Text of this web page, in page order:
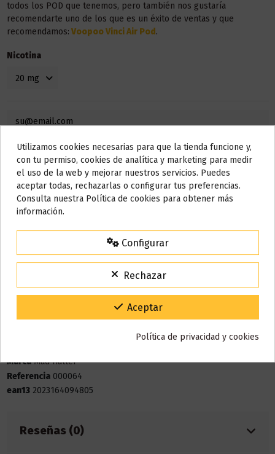
todos los POD que tenemos, pero también nos gustaría
recomendarte uno de los que es un éxito de ventas y que
recomendamos: Voopoo Vinci Air Pod .
Nicotina
Detalles del producto
10 ml
50% VG / 50% PG
Marca Mad Hatter
Referencia 000064
ean13 2023164094805
Reseñas (0)
Do not show again.
AVISO IMPORTANTE
Nos tomamos unos días
15% de descuento
Código:VACACIONES15
Gracias por tu paciencia y por seguir confiando en nosotros.
Utilizamos cookies necesarias para que la tienda funcione y,
con tu permiso, cookies de analítica y marketing para medir
el uso de la web y mejorar nuestros servicios. Puedes
aceptar todas, rechazarlas o configurar tus preferencias.
Consulta nuestra Política de cookies para obtener más
información.
Configurar
Rechazar
Aceptar
Política de privacidad y cookies